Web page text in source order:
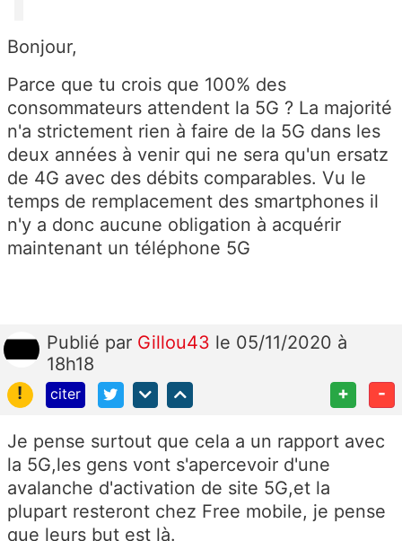
Bonjour,
Parce que tu crois que 100% des
consommateurs attendent la 5G ? La majorité
n'a strictement rien à faire de la 5G dans les
deux années à venir qui ne sera qu'un ersatz
de 4G avec des débits comparables. Vu le
temps de remplacement des smartphones il
n'y a donc aucune obligation à acquérir
maintenant un téléphone 5G
Publié par Gillou43 le 05/11/2020 à
18h18
!
citer + -
Je pense surtout que cela a un rapport avec
la 5G,les gens vont s'apercevoir d'une
avalanche d'activation de site 5G,et la
plupart resteront chez Free mobile, je pense
que leurs but est là.